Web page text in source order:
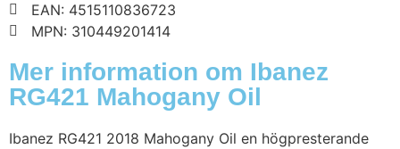
EAN: 4515110836723
MPN: 310449201414
Mer information om Ibanez
RG421 Mahogany Oil
Ibanez RG421 2018 Mahogany Oil en högpresterande